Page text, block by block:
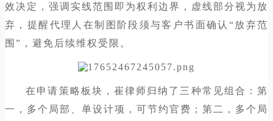
效决定，强调实线范围即为权利边界，虚线部分视为放
弃，提醒代理人在制图阶段须与客户书面确认“放弃范
围”，避免后续维权受限。
在申请策略板块，崔律师归纳了三种常见组合：第
一，多个局部、单设计项，可节约官费；第二，多个局